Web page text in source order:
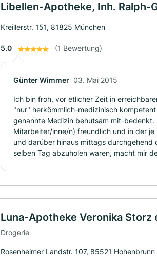
Libellen-Apotheke, Inh. Ralph-
Kreillerstr. 151, 81825 München
5.0 (1 Bewertung)
Günter Wimmer 03. Mai 2015
Ich bin froh, vor etlicher Zeit in
"nur" herkömmlich-medizinisch
genannte Medizin behutsam mit-bedenkt.
Mitarbeiter/inne/n) freundlich und in der
und darüber hinaus mittags durchgehend
selben Tag abzuholen waren, macht mir
Luna-Apotheke Veronika Storz
Drogerie
Rosenheimer Landstr. 107, 85521 Hohenbrunn